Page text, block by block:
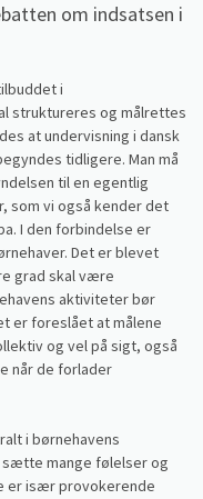
om indsatsen i
i
struktureres og målrettes
at undervisning i dansk
tidligere. Man må
til en egentlig
som vi også kender det
I den forbindelse er
Det er blevet
grad skal være
aktiviteter bør
er foreslået at målene
og vel på sigt, også
når de forlader
i børnehavens
mange følelser og
er især provokerende